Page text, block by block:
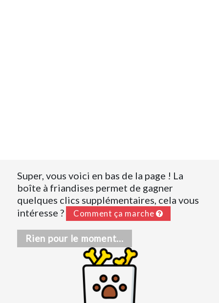
Super, vous voici en bas de la page ! La
boîte à friandises permet de gagner
quelques clics supplémentaires, cela vous
intéresse ?
Comment ça marche
Rien pour le moment...